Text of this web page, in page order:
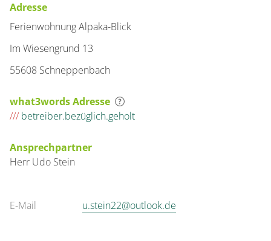
Adresse
Ferienwohnung Alpaka-Blick
Im Wiesengrund 13
55608 Schneppenbach
what3words Adresse
/// betreiber.bezüglich.geholt
Ansprechpartner
Herr Udo Stein
E-Mail u.stein22@outlook.de